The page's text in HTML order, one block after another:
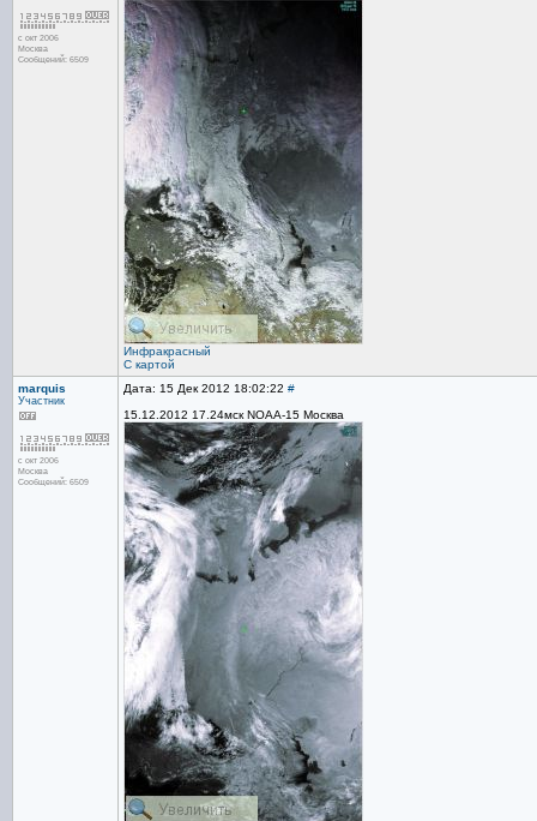
с окт 2006
Москва
Сообщений: 6509
Инфракрасный
С картой
marquis
Участник
с окт 2006
Москва
Сообщений: 6509
Дата: 15 Дек 2012 18:02:22 #
15.12.2012 17.24мск NOAA-15 Москва